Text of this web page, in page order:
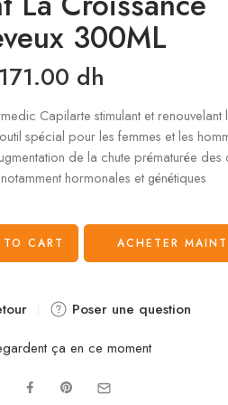
300ML
171.00 dh
Capilarte stimulant et
spécial pour les femmes et les
de la chute prématurée des
hormonales et génétiques
CART ACHETER
Poser une question
ça en ce moment